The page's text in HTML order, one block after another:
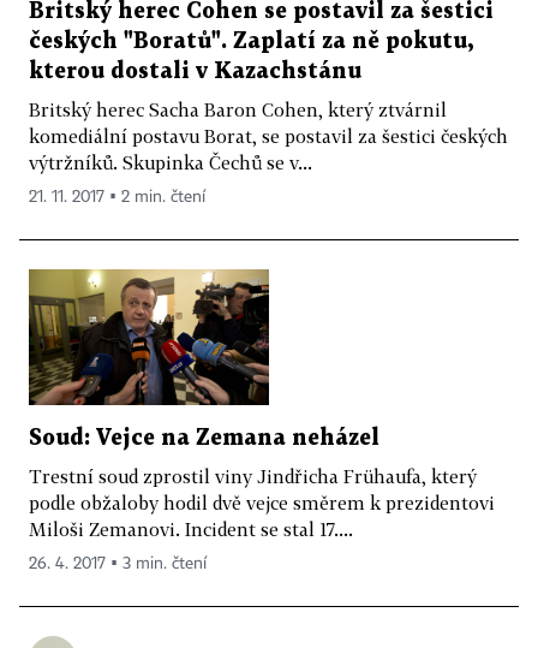
Britský herec Cohen se postavil za šestici
českých "Boratů". Zaplatí za ně pokutu,
kterou dostali v Kazachstánu
Britský herec Sacha Baron Cohen, který ztvárnil
komediální postavu Borat, se postavil za šestici českých
výtržníků. Skupinka Čechů se v...
21. 11. 2017 ▪ 2 min. čtení
Soud: Vejce na Zemana neházel
Trestní soud zprostil viny Jindřicha Frühaufa, který
podle obžaloby hodil dvě vejce směrem k prezidentovi
Miloši Zemanovi. Incident se stal 17....
26. 4. 2017 ▪ 3 min. čtení